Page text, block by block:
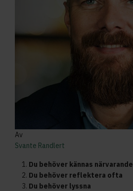
Av
Svante Randlert
Du behöver kännas närvarande
Du behöver reflektera ofta
Du behöver lyssna